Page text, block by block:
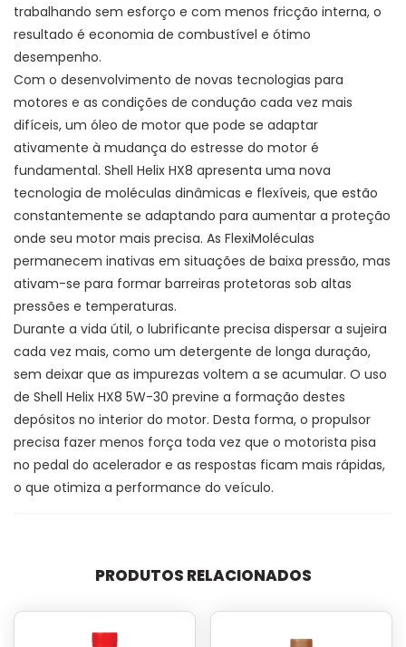
trabalhando sem esforço e com menos fricção interna, o
resultado é economia de combustível e ótimo
desempenho.
Com o desenvolvimento de novas tecnologias para
motores e as condições de condução cada vez mais
difíceis, um óleo de motor que pode se adaptar
ativamente à mudança do estresse do motor é
fundamental. Shell Helix HX8 apresenta uma nova
tecnologia de moléculas dinâmicas e flexíveis, que estão
constantemente se adaptando para aumentar a proteção
onde seu motor mais precisa. As FlexiMoléculas
permanecem inativas em situações de baixa pressão, mas
ativam-se para formar barreiras protetoras sob altas
pressões e temperaturas.
Durante a vida útil, o lubrificante precisa dispersar a sujeira
cada vez mais, como um detergente de longa duração,
sem deixar que as impurezas voltem a se acumular. O uso
de Shell Helix HX8 5W-30 previne a formação destes
depósitos no interior do motor. Desta forma, o propulsor
precisa fazer menos força toda vez que o motorista pisa
no pedal do acelerador e as respostas ficam mais rápidas,
o que otimiza a performance do veículo.
PRODUTOS RELACIONADOS